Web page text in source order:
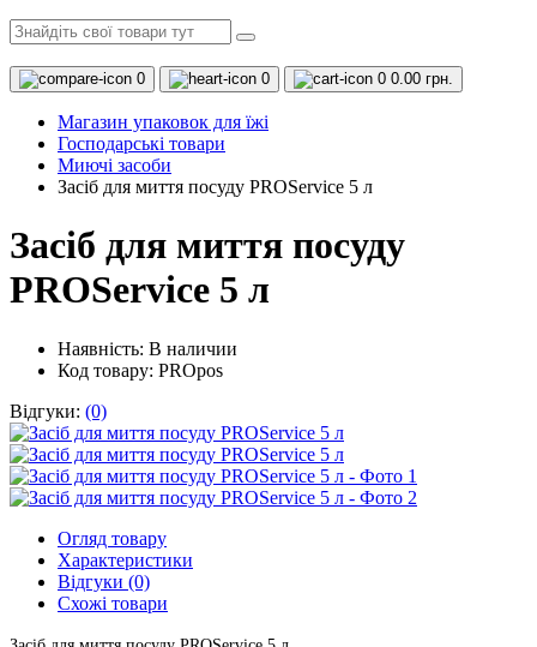
0 0 0 0.00 грн.
Магазин упаковок для їжі
Господарські товари
Миючі засоби
Засіб для миття посуду PROService 5 л
Засіб для миття посуду
PROService 5 л
Наявність: В наличии
Код товару: PROpos
Відгуки: (0)
Огляд товару
Характеристики
Відгуки (0)
Схожі товари